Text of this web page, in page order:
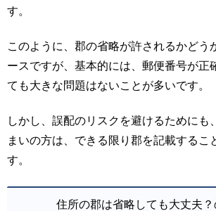
す。
このように、郡の省略が許されるかどう
ースですが、基本的には、郵便番号が正
ても大きな問題はないことが多いです。
しかし、誤配のリスクを避けるためにも
まいの方は、できる限り郡を記載するこ
す。
住所の郡は省略しても大丈夫